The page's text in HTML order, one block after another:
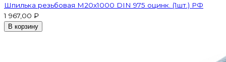
Шпилька резьбовая M20x1000 DIN 975 оцинк. (1шт.) РФ
1 967,00 ₽
В корзину